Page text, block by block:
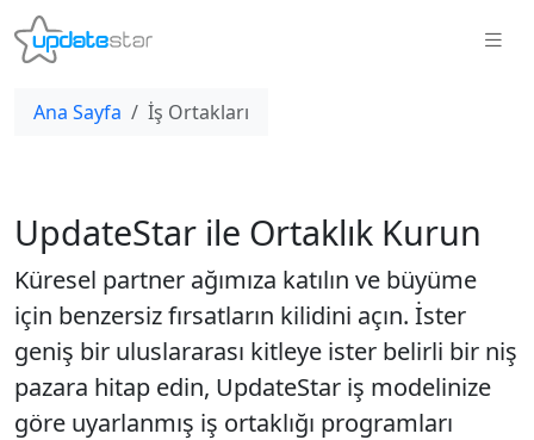
Ana Sayfa İş Ortakları
UpdateStar ile Ortaklık Kurun
Küresel partner ağımıza katılın ve büyüme
için benzersiz fırsatların kilidini açın. İster
geniş bir uluslararası kitleye ister belirli bir niş
pazara hitap edin, UpdateStar iş modelinize
göre uyarlanmış iş ortaklığı programları